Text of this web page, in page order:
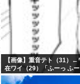
【画像】重音テト（31）
在ワイ（29）「ふーっ ふ